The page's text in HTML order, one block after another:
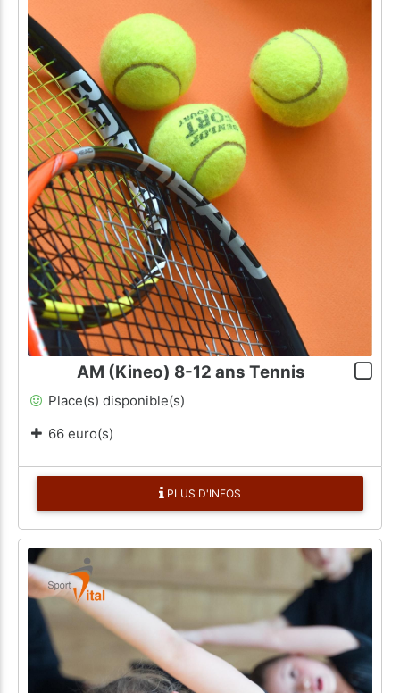
AM (Kineo) 8-12 ans Tennis
Place(s) disponible(s)
66 euro(s)
PLUS D'INFOS